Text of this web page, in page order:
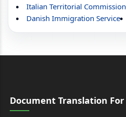
Italian Territorial Commission
Danish Immigration Service
Document Translation For